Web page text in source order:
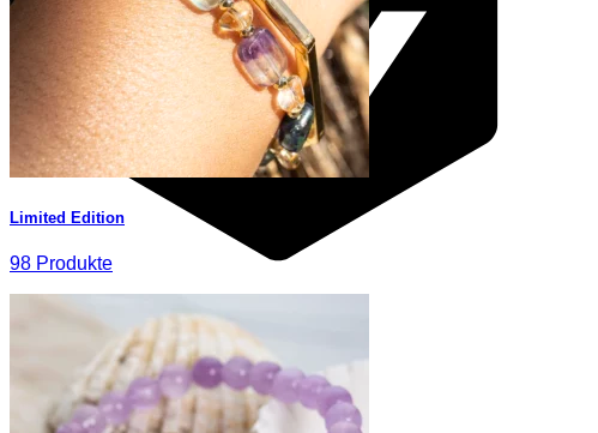
Limited Edition
98 Produkte